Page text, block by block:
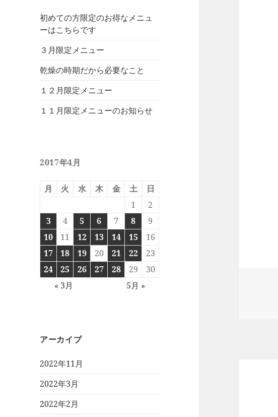
初めての方限定のお得なメニュ
ーはこちらです
３月限定メニュー
乾燥の時期だから必要なこと
１２月限定メニュー
１１月限定メニューのお知らせ
2017年4月
月 火 水 木 金 土
日
1
2
3
4 5 6 7 8
9
10
11 12 13 14 15
16
17
18 19 20 21 22
23
24
25 26 27 28 29
30
« 3月
5月 »
アーカイブ
2022年11月
2022年3月
2022年2月